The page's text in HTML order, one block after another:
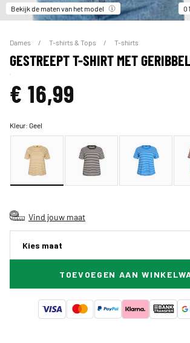
Bekijk de maten van het model 01
Dames T-shirts & Tops T-shirts
GESTREEPT T-SHIRT MET
€ 16,99
Kleur:Geel
Vind jouw maat
Kies maat
TOEVOEGEN AAN